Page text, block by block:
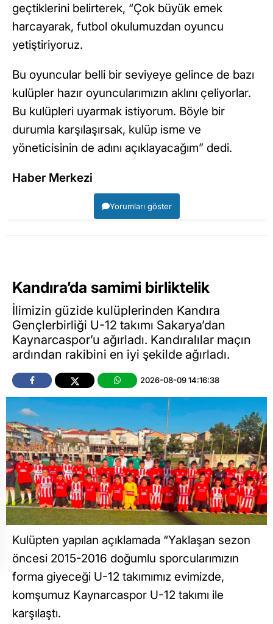
geçtiklerini belirterek, “Çok büyük emek
harcayarak, futbol okulumuzdan oyuncu
yetiştiriyoruz.
Bu oyuncular belli bir seviyeye gelince de bazı
kulüpler hazır oyuncularımızın aklını çeliyorlar.
Bu kulüpleri uyarmak istiyorum. Böyle bir
durumla karşılaşırsak, kulüp isme ve
yöneticisinin de adını açıklayacağım” dedi.
Haber Merkezi
Yorumları göster
Kandıra’da samimi birliktelik
İlimizin güzide kulüplerinden Kandıra
Gençlerbirliği U-12 takımı Sakarya’dan
Kaynarcaspor’u ağırladı. Kandıralılar maçın
ardından rakibini en iyi şekilde ağırladı.
2026-08-09 14:16:38
Kulüpten yapılan açıklamada “Yaklaşan sezon
öncesi 2015-2016 doğumlu sporcularımızın
forma giyeceği U-12 takımımız evimizde,
komşumuz Kaynarcaspor U-12 takımı ile
karşılaştı.